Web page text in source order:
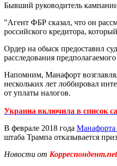
Бывший руководитель
"Агент ФБР сказал, что он
российского кредитора,
Ордер на обыск предоставил
расследования
Напомним, Манафорт
нескольких лет лоббировал
от уплаты налогов.
Украина включила в список
В феврале 2018 года Манафорта
штаба Трампа отказывается
Новости от Корреспондент.net